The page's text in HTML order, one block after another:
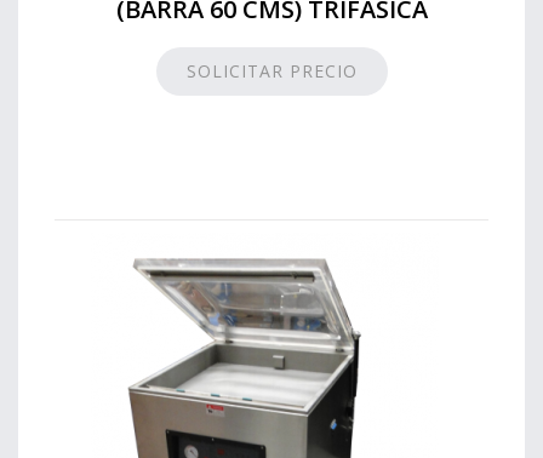
(BARRA 60 CMS) TRIFASICA
SOLICITAR PRECIO